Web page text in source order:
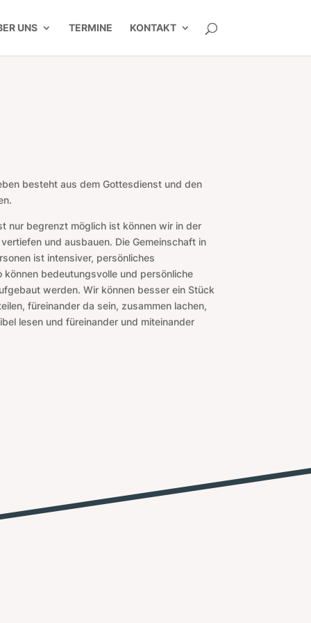
UNS TERMINE KONTAKT
besteht aus dem Gottesdienst und den
nur begrenzt möglich ist können wir in der
und ausbauen. Die Gemeinschaft in
ist intensiver, persönliches
können bedeutungsvolle und persönliche
werden. Wir können besser ein Stück
füreinander da sein, zusammen lachen,
lesen und füreinander und miteinander